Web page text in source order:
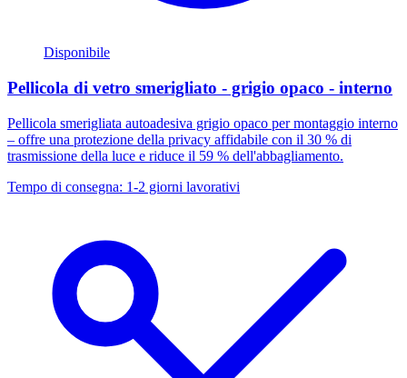
Disponibile
Pellicola di vetro smerigliato - grigio opaco - interno
Pellicola smerigliata autoadesiva grigio opaco per montaggio interno
– offre una protezione della privacy affidabile con il 30 % di
trasmissione della luce e riduce il 59 % dell'abbagliamento.
Tempo di consegna: 1-2 giorni lavorativi